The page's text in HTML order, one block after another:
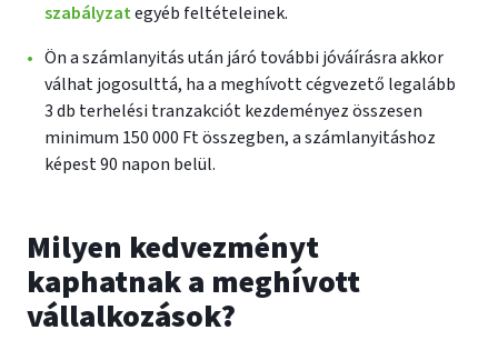
szabályzategyéb feltételeinek.
Ön a számlanyitás után járó további jóváírásra akkor
válhat jogosulttá, ha a meghívott cégvezető legalább
3 db terhelési tranzakciót kezdeményez összesen
minimum 150 000 Ft összegben, a számlanyitáshoz
képest 90 napon belül.
Milyen kedvezményt
kaphatnak a meghívott
vállalkozások?